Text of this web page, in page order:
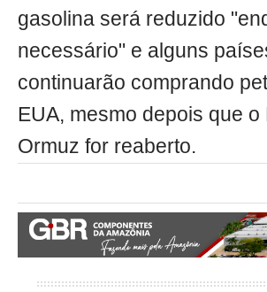
gasolina será reduzido
necessário" e alguns
continuarão comprando
EUA, mesmo depois que o
Ormuz for reaberto.